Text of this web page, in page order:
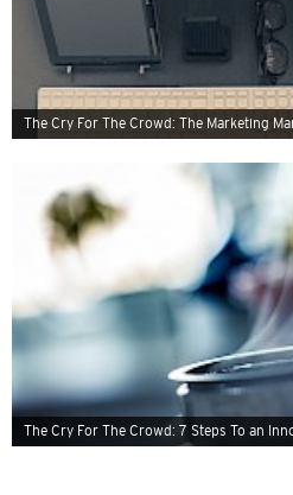
The Cry For The Crowd: The Marketing
The Cry For The Crowd: 7 Steps To an